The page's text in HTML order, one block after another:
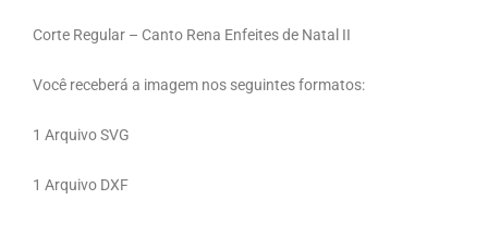
Corte Regular – Canto Rena Enfeites de Natal II
Você receberá a imagem nos seguintes formatos:
1 Arquivo SVG
1 Arquivo DXF